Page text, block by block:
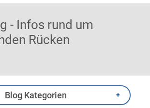
- Infos rund um
Rücken
Blog Kategorien